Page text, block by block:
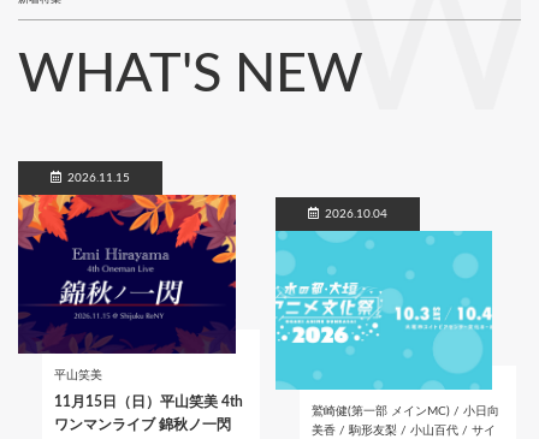
WHAT'S NEW
2026.11.15
平山笑美
11月15日（日）平山笑美 4th
ワンマンライブ 錦秋ノ一閃
2026.10.04
鷲崎健(第一部 メインMC) / 小日向
美香 / 駒形友梨 / 小山百代 / サイ